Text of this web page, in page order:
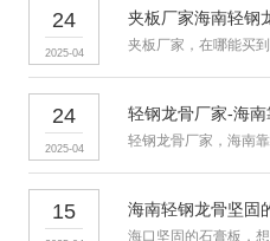
24
2025-04
24
2025-04
15